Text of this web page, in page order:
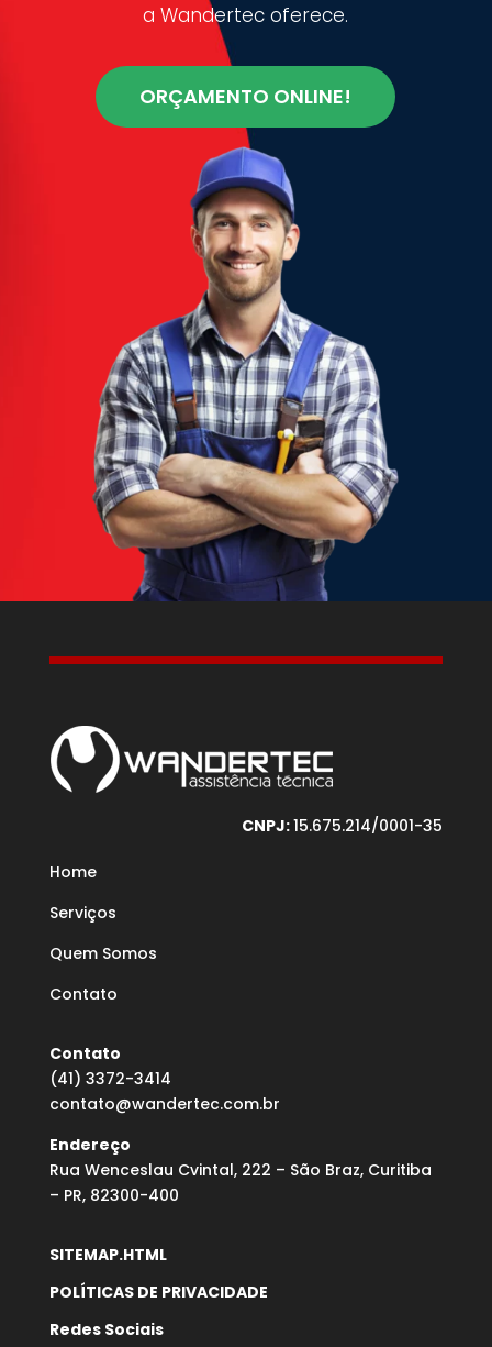
a Wandertec oferece.
ORÇAMENTO ONLINE!
CNPJ:15.675.214/0001-35
Home
Serviços
Quem Somos
Contato
Contato
(41) 3372-3414
contato@wandertec.com.br
Endereço
Rua Wenceslau Cvintal, 222 – São Braz, Curitiba
– PR, 82300-400
SITEMAP.HTML
POLÍTICAS DE PRIVACIDADE
Redes Sociais